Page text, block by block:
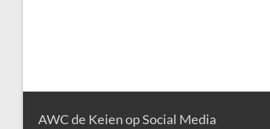
AWC de Keien op Social Media